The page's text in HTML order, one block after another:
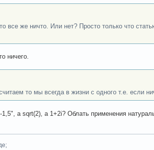
все же ничто. Или нет? Просто только что
ничего.
то мы всегда в жизни с одного т.е. если
а sqrt(2), а 1+2i? Облать применения